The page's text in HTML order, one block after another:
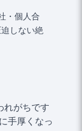
・個人合
しない絶
れがちです
手厚くなっ